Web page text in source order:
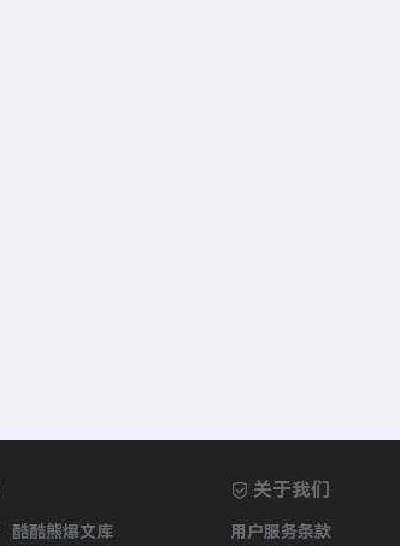
酷酷熊爆文库
关于我们
用户服务条款